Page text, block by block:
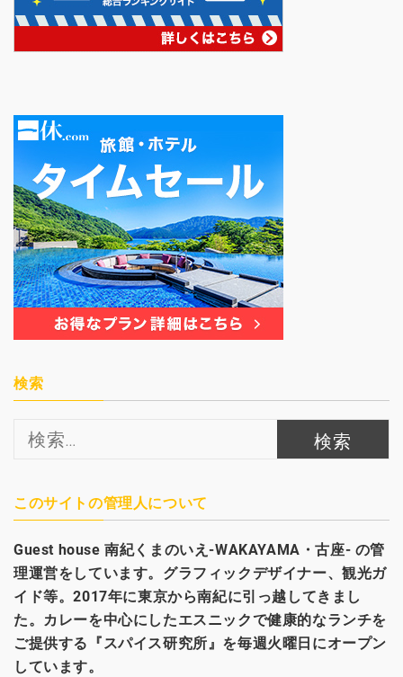
検索
索:
このサイトの管理人について
Guest house南紀くまのいえ-WAKAYAMA・古座- の管
理運営をしています。グラフィックデザイナー、観光ガ
イド等。2017年に東京から南紀に引っ越してきまし
た。カレーを中心にしたエスニックで健康的なランチを
ご提供する『スパイス研究所』を毎週火曜日にオープン
しています。